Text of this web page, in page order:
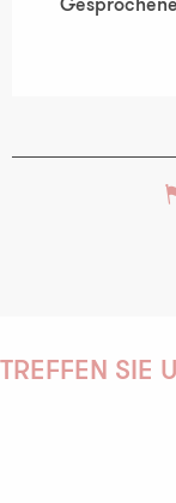
TREFFEN SIE